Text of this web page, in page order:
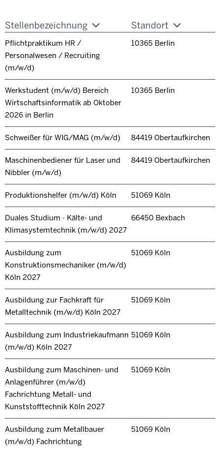
Stellenbezeichnung Standort
Pflichtpraktikum HR /
Personalwesen / Recruiting
(m/w/d)
10365 Berlin
Werkstudent (m/w/d) Bereich
Wirtschaftsinformatik ab Oktober
2026 in Berlin
10365 Berlin
Schweißer für WIG/MAG (m/w/d) 84419 Obertaufkirchen
Maschinenbediener für Laser und
Nibbler (m/w/d)
84419 Obertaufkirchen
Produktionshelfer (m/w/d) Köln 51069 Köln
Duales Studium - Kälte- und
Klimasystemtechnik (m/w/d) 2027
66450 Bexbach
Ausbildung zum
Konstruktionsmechaniker (m/w/d)
Köln 2027
51069 Köln
Ausbildung zur Fachkraft für
Metalltechnik (m/w/d) Köln 2027
51069 Köln
Ausbildung zum Industriekaufmann
(m/w/d) Köln 2027
51069 Köln
Ausbildung zum Maschinen- und
Anlagenführer (m/w/d)
Fachrichtung Metall- und
Kunststofftechnik Köln 2027
51069 Köln
Ausbildung zum Metallbauer
(m/w/d) Fachrichtung
51069 Köln